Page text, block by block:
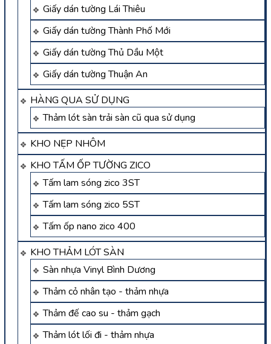
Giấy dán tường Lái Thiêu
Giấy dán tường Thành Phố Mới
Giấy dán tường Thủ Dầu Một
Giấy dán tường Thuận An
HÀNG QUA SỬ DỤNG
Thảm lót sàn trải sàn cũ qua sử dụng
KHO NẸP NHÔM
KHO TẤM ỐP TƯỜNG ZICO
Tấm lam sóng zico 3ST
Tấm lam sóng zico 5ST
Tấm ốp nano zico 400
KHO THẢM LÓT SÀN
Sàn nhựa Vinyl Bình Dương
Thảm cỏ nhân tạo - thảm nhựa
Thảm đế cao su - thảm gạch
Thảm lót lối đi - thảm nhựa